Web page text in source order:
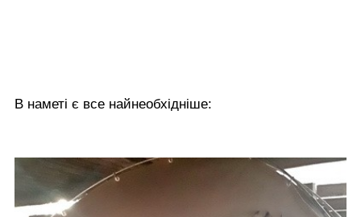
В наметі є все найнеобхідніше: